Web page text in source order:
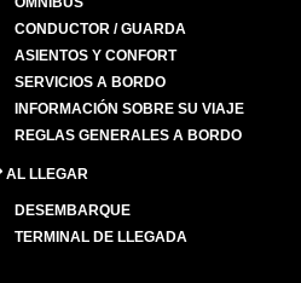
CONDUCTOR / GUARDA
ASIENTOS Y CONFORT
SERVICIOS A BORDO
INFORMACIÓN SOBRE SU VIAJE
REGLAS GENERALES A BORDO
AL LLEGAR
DESEMBARQUE
TERMINAL DE LLEGADA